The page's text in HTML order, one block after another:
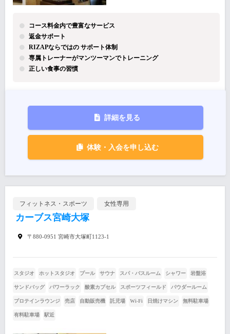
コース料金内で豊富なサービス
返金サポート
RIZAPならではの サポート体制
専属トレーナーがマンツーマンでトレーニング
正しい食事の習慣
詳細を見る
体験・入会を申し込む
フィットネス・スポーツ 女性専用
カーブス宮崎大塚
〒880-0951 宮崎市大塚町1123-1
スタジオ ホットスタジオ プール サウナ スパ・バスルーム シャワー 岩盤浴
サンドバッグ パワーラック 酸素カプセル スポーツフィールド パウダールーム
プロテインラウンジ 売店 自動販売機 託児場 Wi-Fi 日焼けマシン 無料駐車場
有料駐車場 駅近